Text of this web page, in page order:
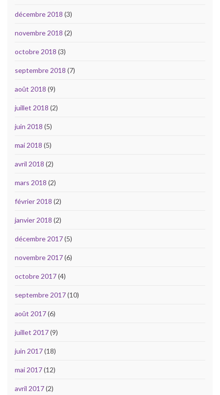
décembre 2018 (3)
novembre 2018 (2)
octobre 2018 (3)
septembre 2018 (7)
août 2018 (9)
juillet 2018 (2)
juin 2018 (5)
mai 2018 (5)
avril 2018 (2)
mars 2018 (2)
février 2018 (2)
janvier 2018 (2)
décembre 2017(5)
novembre 2017(6)
octobre 2017(4)
septembre 2017(10)
août 2017(6)
juillet 2017(9)
juin 2017(18)
mai 2017(12)
avril 2017(2)